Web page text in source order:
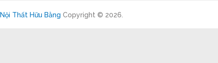
Nội Thất Hữu Bằng Copyright © 2026.